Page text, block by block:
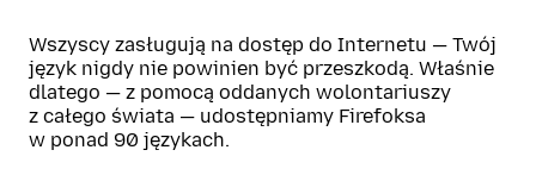
Wszyscy zasługują na dostęp do Internetu — Twój
język nigdy nie powinien być przeszkodą. Właśnie
dlatego — z pomocą oddanych wolontariuszy
z całego świata — udostępniamy Firefoksa
w ponad 90 językach.